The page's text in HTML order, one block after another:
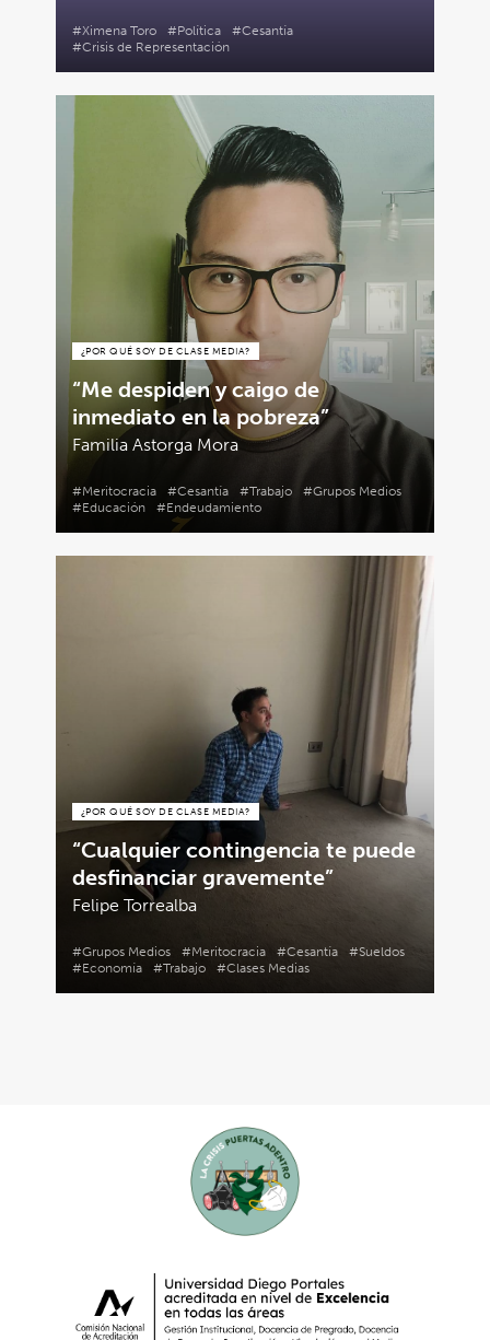
#Ximena Toro #Política
#Cesantía
#Crisis de Representación
¿POR QUÉ SOY DE CLASE MEDIA?
“Me despiden y caigo de
inmediato en la pobreza”
Familia Astorga Mora
#Meritocracia #Cesantía #Trabajo
#Grupos Medios
#Educación
#Endeudamiento
¿POR QUÉ SOY DE CLASE MEDIA?
“Cualquier contingencia te puede
desfinanciar gravemente”
Felipe Torrealba
#Grupos Medios #Meritocracia #Cesantía
#Sueldos
#Economía
#Trabajo #Clases Medias